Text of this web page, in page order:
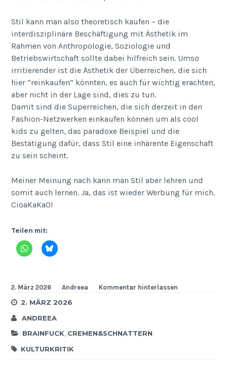
Stil kann man also theoretisch kaufen – die
interdisziplinäre Beschäftigung mit Ästhetik im
Rahmen von Anthropologie, Soziologie und
Betriebswirtschaft sollte dabei hilfreich sein. Umso
irritierender ist die Ästhetik der Überreichen, die sich
hier “reinkaufen” könnten, es auch für wichtig erachten,
aber nicht in der Lage sind, dies zu tun.
Damit sind die Superreichen, die sich derzeit in den
Fashion-Netzwerken einkaufen können um als cool
kids zu gelten, das paradoxe Beispiel und die
Bestätigung dafür, dass Stil eine inhärente Eigenschaft
zu sein scheint.
Meiner Meinung nach kann man Stil aber lehren und
somit auch lernen. Ja, das ist wieder Werbung für mich.
CioaKaKaO!
Teilen mit:
2. März 2026 Andreea Kommentar hinterlassen
2. MÄRZ 2026
ANDREEA
BRAINFUCK, CREMEN&SCHNATTERN
KULTURKRITIK